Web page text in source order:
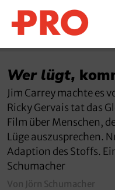
Wer lügt,
Jim Carrey machte es
Ricky Gervais tat das
Film über Menschen,
Lüge auszusprechen.
Adaption des Stoffs.
Schumacher
Von Jörn Schumacher